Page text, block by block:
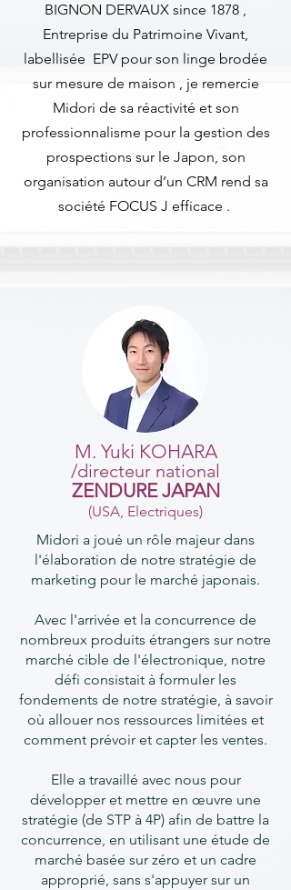
BIGNON DERVAUX since 1878 ,
Entreprise du Patrimoine Vivant,
labellisée EPV pour son linge brodée
sur mesure de maison , je remercie
Midori de sa réactivité et son
professionnalisme pour la gestion des
prospections sur le Japon, son
organisation autour d’un CRM rend sa
société FOCUS J efficace .
M. Yuki KOHARA
/directeur national
ZENDURE JAPAN
(USA, Electriques)
Midori a joué un rôle majeur dans
l'élaboration de notre stratégie de
marketing pour le marché japonais.
Avec l'arrivée et la concurrence de
nombreux produits étrangers sur notre
marché cible de l'électronique, notre
défi consistait à formuler les
fondements de notre stratégie, à savoir
où allouer nos ressources limitées et
comment prévoir et capter les ventes.
Elle a travaillé avec nous pour
développer et mettre en œuvre une
stratégie (de STP à 4P) afin de battre la
concurrence, en utilisant une étude de
marché basée sur zéro et un cadre
approprié, sans s'appuyer sur un